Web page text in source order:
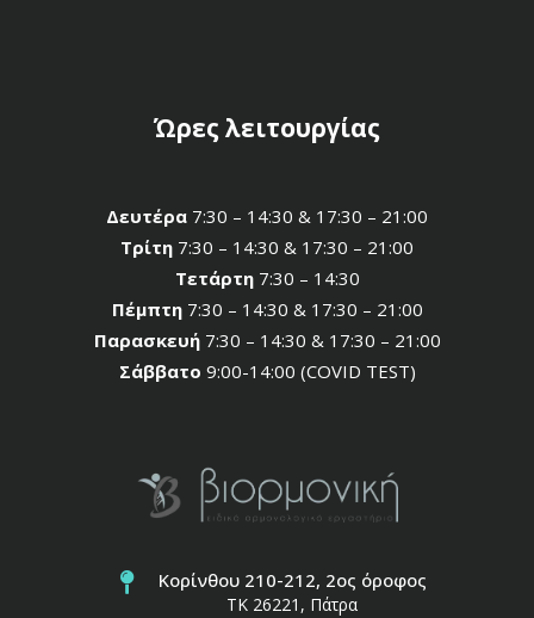
Ώρες λειτουργίας
Δευτέρα 7:30 – 14:30 & 17:30 – 21:00
Τρίτη 7:30 – 14:30 & 17:30 – 21:00
Τετάρτη7:30 – 14:30
Πέμπτη7:30 – 14:30 & 17:30 – 21:00
Παρασκευή7:30 – 14:30 & 17:30 – 21:00
Σάββατο 9:00-14:00 (COVID TEST)
Κορίνθου 210-212, 2ος όροφος
ΤΚ 26221, Πάτρα